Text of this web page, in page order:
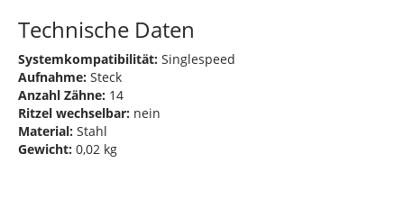
Technische Daten
Systemkompatibilität: Singlespeed
Aufnahme: Steck
Anzahl Zähne: 14
Ritzel wechselbar: nein
Material: Stahl
Gewicht: 0,02 kg